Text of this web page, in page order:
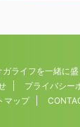
ガライフを一緒に
プライバシー
マップ